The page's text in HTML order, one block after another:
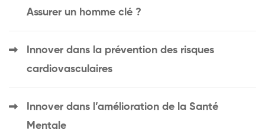
Assurer un homme clé ?
Innover dans la prévention des risques
cardiovasculaires
Innover dans l’amélioration de la Santé
Mentale